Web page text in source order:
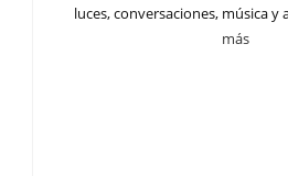
luces, conversaciones, música y
más